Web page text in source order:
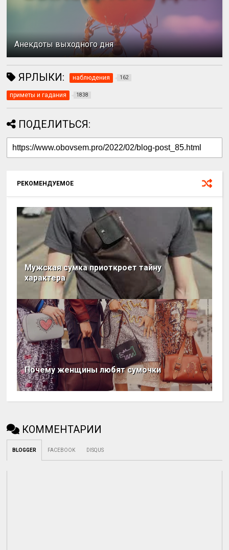
Анекдоты выходного дня
ЯРЛЫКИ: наблюдения 162
приметы и гадания 1838
ПОДЕЛИТЬСЯ:
РЕКОМЕНДУЕМОЕ
Мужская сумка приоткроет тайну
характера
Почему женщины любят сумочки
КОММЕНТАРИИ
BLOGGER FACEBOOK DISQUS